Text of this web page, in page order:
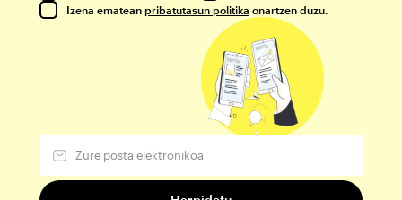
Izena ematean pribatutasun politika onartzen duzu.